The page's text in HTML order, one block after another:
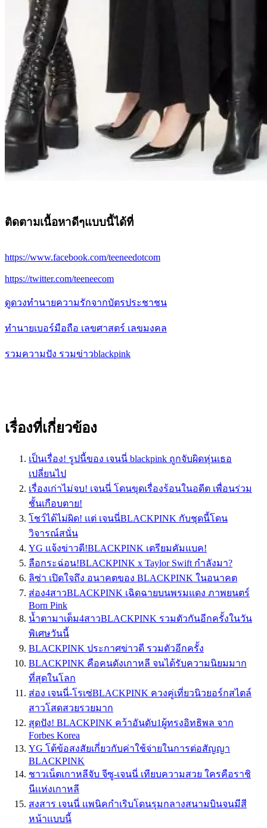
ติดตามเนื้อหาดีๆแบบนี้ได้ที่
https://www.facebook.com/teeneedotcom
https://twitter.com/teeneecom
ดูดวงทำนายความรักจากบัตรประชาชน
ทำนายเบอร์มือถือ เลขศาสตร์ เลขมงคล
รวมความปัง รวมข่าวblackpink
เรื่องที่เกี่ยวข้อง
เป็นเรื่อง! รูปนี้ของ เจนนี่ blackpink ถูกจับผิดหุ่นเธอ
เปลี่ยนไป
เรื่องเก่าไม่จบ! เจนนี่ โดนขุดเรื่องร้อนในอดีต เพื่อนร่วม
ชั้นเกือบตาย!
โชว์ได้ไม่ผิด! เเต่ เจนนี่BLACKPINK กับชุดนี้โดน
วิจารณ์สนั่น
YG แจ้งข่าวดี!BLACKPINK เตรียมคัมแบค!
ลือกระฉ่อน!BLACKPINK x Taylor Swift กำลังมา?
ลิซ่า เปิดใจถึง อนาคตของ BLACKPINK ในอนาคต
ส่อง4สาวBLACKPINK เฉิดฉายบนพรมแดง ภาพยนตร์
Born Pink
น้ำตามาเต็ม4สาวBLACKPINK รวมตัวกันอีกครั้งในวัน
พิเศษวันนี้
BLACKPINK ประกาศข่าวดี รวมตัวอีกครั้ง
BLACKPINK คือคนดังเกาหลี จนได้รับความนิยมมาก
ที่สุดในโลก
ส่อง เจนนี่-โรเซ่BLACKPINK ควงคู่เที่ยวนิวยอร์กสไตล์
สาวโสดสวยรวยมาก
สุดปัง! BLACKPINK คว้าอันดับ1ผู้ทรงอิทธิพล จาก
Forbes Korea
YG โต้ข้อสงสัยเกี่ยวกับค่าใช้จ่ายในการต่อสัญญา
BLACKPINK
ชาวเน็ตเกาหลีจับ จีซู-เจนนี่ เทียบความสวย ใครคือราชิ
นีเเห่งเกาหลี
สงสาร เจนนี่ เเพนิคกำเริบโดนรุมกลางสนามบินจนมีสี
หน้าเเบบนี้